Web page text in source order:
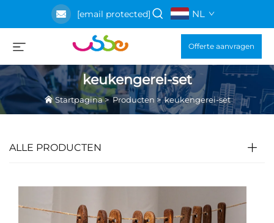
[email protected] NL
Offerte aanvragen
keukengerei-set
Startpagina>Producten>keukengerei-set
ALLE PRODUCTEN